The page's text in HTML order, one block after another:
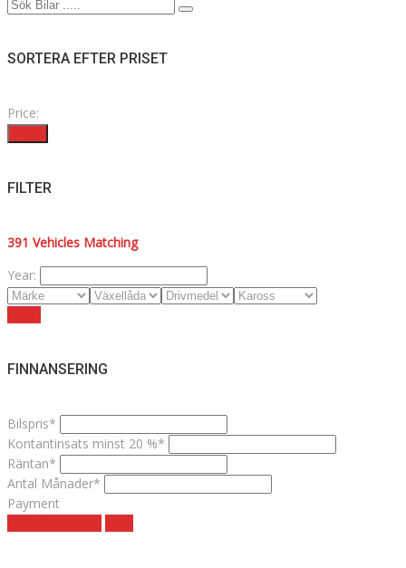
SORTERA EFTER PRISET
Price:
FILTER
391 Vehicles Matching
Year:
FINNANSERING
Bilspris*
Kontantinsats minst 20 %*
Räntan*
Antal Månader*
Payment